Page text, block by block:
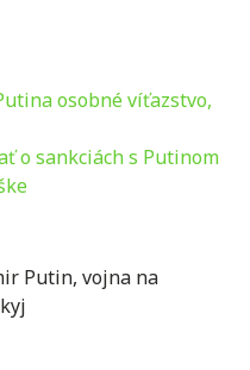
osobné víťazstvo,
o sankciách s Putinom
Putin, vojna na